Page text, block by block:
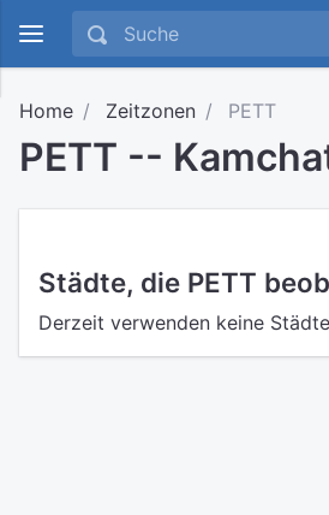
Home Zeitzonen PETT
PETT --
Städte, die PETT
Derzeit verwenden keine